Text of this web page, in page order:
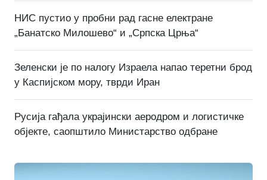
НИС пустио у пробни рад гасне електране
„Банатско Милошево“ и „Српска Црња“
Зеленски је по налогу Израела напао теретни брод
у Каспијском мору, тврди Иран
Русија гађала украјински аеродром и логистичке
објекте, саопштило Министарство одбране